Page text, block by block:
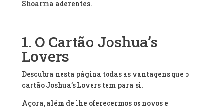
Shoarma aderentes.
1. O Cartão Joshua’s
Lovers
Descubra nesta página todas as vantagens que o
cartão Joshua’s Lovers tem para si.
Agora, além de lhe oferecermos os novos e